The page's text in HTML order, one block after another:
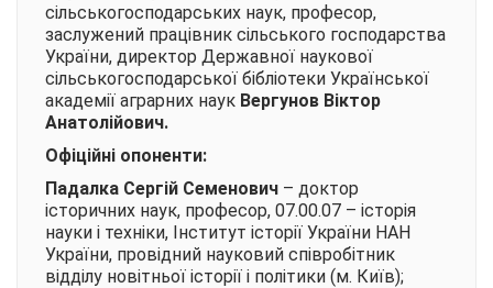
сільськогосподарських наук, професор,
заслужений працівник сільського господарства
України, директор Державної наукової
сільськогосподарської бібліотеки Української
академії аграрних наук Вергунов Віктор
Анатолійович.
Офіційні опоненти:
Падалка Сергій Семенович – доктор
історичних наук, професор, 07.00.07 – історія
науки і техніки, Інститут історії України НАН
України, провідний науковий співробітник
відділу новітньої історії і політики (м. Київ);